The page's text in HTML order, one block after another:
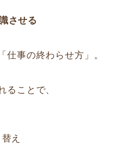
させる
仕事の終わらせ方」。
ることで、
え